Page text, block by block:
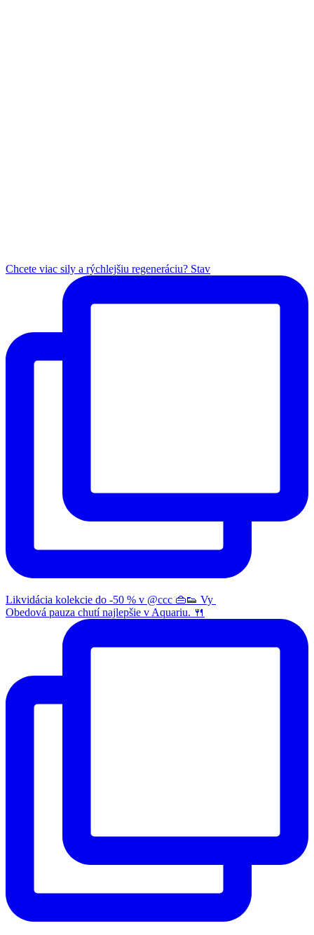
Chcete viac sily a rýchlejšiu regeneráciu? Stav
Likvidácia kolekcie do -50 % v @ccc 👜👟 Vy
Obedová pauza chutí najlepšie v Aquariu. 🍴